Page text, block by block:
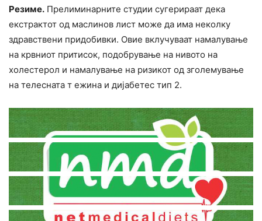
Резиме. Прелиминарните студии сугерираат дека
екстрактот од маслинов лист може да има неколку
здравствени придобивки. Овие вклучуваат намалување
на кpвниот притисок, подобрување на нивото на
холестерол и намалување на ризикот од зголемување
на телеcната т ежина и дијабетес тип 2.